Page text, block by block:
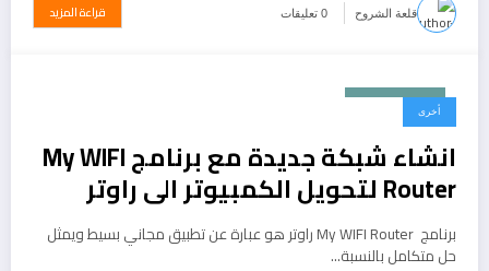
قلعة الشروح 0 تعليقات قراءة المزيد
أخرى
انشاء شبكة جديدة مع برنامج My WIFI
Router لتحويل الكمبيوتر الى راوتر
لاسلكي برنامج My WIFI Router راوتر هو عبارة عن تطبيق مجاني بسيط ويمثل
حل متكامل بالنسبة…